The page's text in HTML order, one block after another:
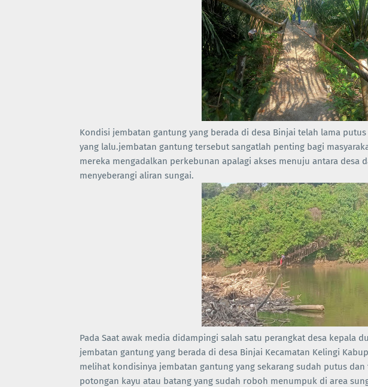
Kondisi jembatan gantung yang berada di desa Binjai telah lama
yang lalu.jembatan gantung tersebut sangatlah penting bagi
mereka mengadalkan perkebunan apalagi akses menuju antara desa
menyeberangi aliran sungai.
Pada Saat awak media didampingi salah satu perangkat desa kepala
jembatan gantung yang berada di desa Binjai Kecamatan Kelingi
melihat kondisinya jembatan gantung yang sekarang sudah putus
potongan kayu atau batang yang sudah roboh menumpuk di area